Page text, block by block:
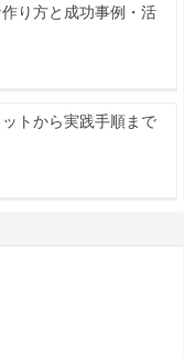
り方と成功事例・活
トから実践手順まで